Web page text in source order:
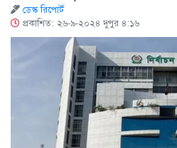
ডেস্ক রিপোর্ট
প্রকাশিত: ২৬-৯-২০২৪ দুপুর ৪:১৬